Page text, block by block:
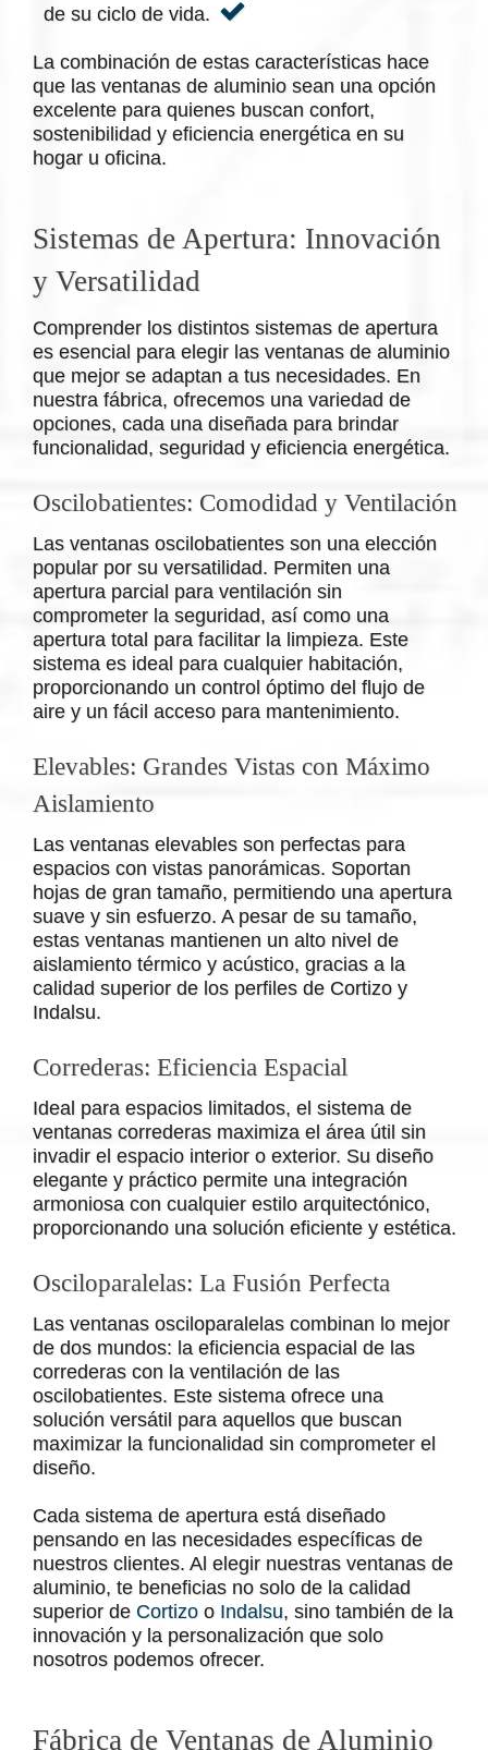
de su ciclo de vida.
La combinación de estas características hace
que las ventanas de aluminio sean una opción
excelente para quienes buscan confort,
sostenibilidad y eficiencia energética en su
hogar u oficina.
Sistemas de Apertura: Innovación
y Versatilidad
Comprender los distintos sistemas de apertura
es esencial para elegir las ventanas de aluminio
que mejor se adaptan a tus necesidades. En
nuestra fábrica, ofrecemos una variedad de
opciones, cada una diseñada para brindar
funcionalidad, seguridad y eficiencia energética.
Oscilobatientes: Comodidad y Ventilación
Las ventanas oscilobatientes son una elección
popular por su versatilidad. Permiten una
apertura parcial para ventilación sin
comprometer la seguridad, así como una
apertura total para facilitar la limpieza. Este
sistema es ideal para cualquier habitación,
proporcionando un control óptimo del flujo de
aire y un fácil acceso para mantenimiento.
Elevables: Grandes Vistas con Máximo
Aislamiento
Las ventanas elevables son perfectas para
espacios con vistas panorámicas. Soportan
hojas de gran tamaño, permitiendo una apertura
suave y sin esfuerzo. A pesar de su tamaño,
estas ventanas mantienen un alto nivel de
aislamiento térmico y acústico, gracias a la
calidad superior de los perfiles de Cortizo y
Indalsu.
Correderas: Eficiencia Espacial
Ideal para espacios limitados, el sistema de
ventanas correderas maximiza el área útil sin
invadir el espacio interior o exterior. Su diseño
elegante y práctico permite una integración
armoniosa con cualquier estilo arquitectónico,
proporcionando una solución eficiente y estética.
Osciloparalelas: La Fusión Perfecta
Las ventanas osciloparalelas combinan lo mejor
de dos mundos: la eficiencia espacial de las
correderas con la ventilación de las
oscilobatientes. Este sistema ofrece una
solución versátil para aquellos que buscan
maximizar la funcionalidad sin comprometer el
diseño.
Cada sistema de apertura está diseñado
pensando en las necesidades específicas de
nuestros clientes. Al elegir nuestras ventanas de
aluminio, te beneficias no solo de la calidad
superior de Cortizoo Indalsu, sino también de la
innovación y la personalización que solo
nosotros podemos ofrecer.
Fábrica de Ventanas de Aluminio